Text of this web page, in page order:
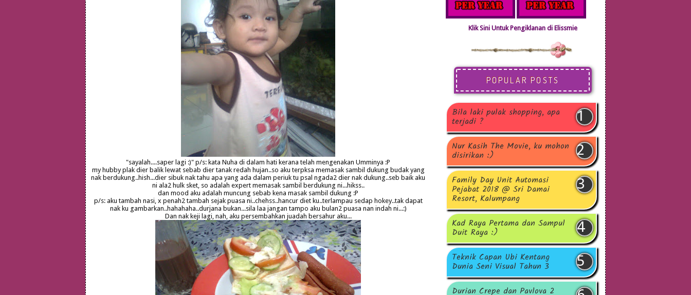
"sayalah....saper lagi :)" p/s: kata Nuha di dalam hati kerana telah mengenakan Umminya :P
my hubby plak dier balik lewat sebab dier tanak redah hujan..so aku terpksa memasak sambil dukung budak yang
nak berdukung..hish...dier sibuk nak tahu apa yang ada dalam periuk tu psal ngada2 dier nak dukung..seb baik aku
ni ala2 hulk sket, so adalah expert memasak sambil berdukung ni...hikss..
dan mood aku adalah muncung sebab kena masak sambil dukung :P
p/s: aku tambah nasi, x penah2 tambah sejak puasa ni..chehss..hancur diet ku..terlampau sedap hokey..tak dapat
nak ku gambarkan..hahahaha..durjana bukan...sila laa jangan tampo aku bulan2 puasa nan indah ni...:)
Dan nak keji lagi, nah, aku persembahkan juadah bersahur aku...
Klik Sini Untuk Pengiklanan di Elissmie
POPULAR POSTS
Bila laki pulak shopping, apa
terjadi ?
Nur Kasih The Movie, ku mohon
disirikan :)
Family Day Unit Automasi
Pejabat 2018 @ Sri Damai
Resort, Kalumpang
Kad Raya Pertama dan Sampul
Duit Raya :)
Teknik Capan Ubi Kentang
Dunia Seni Visual Tahun 3
Durian Crepe dan Pavlova 2